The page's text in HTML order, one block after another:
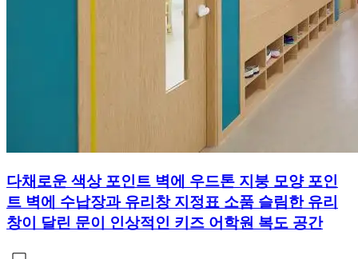
다채로운 색상 포인트 벽에 우드톤 지붕 모양 포인
트 벽에 수납장과 유리창 지정표 소품 슬림한 유리
창이 달린 문이 인상적인 키즈 어학원 복도 공간